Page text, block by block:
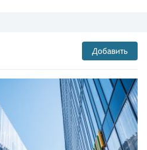
Добавить